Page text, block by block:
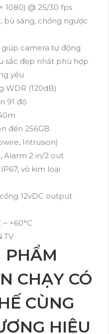
1080) @ 25/30 fps
bù sáng, chống ngược
camera tự động
sắc đẹp nhất phù hợp
yếu
WDR (120dB)
91 độ
đến 256GB
Intrusion)
Alarm 2 in/2 out
vỏ kim loại
12vDC output
+60°C
PHẨM
CHẠY CÓ
CÙNG
HIỆU